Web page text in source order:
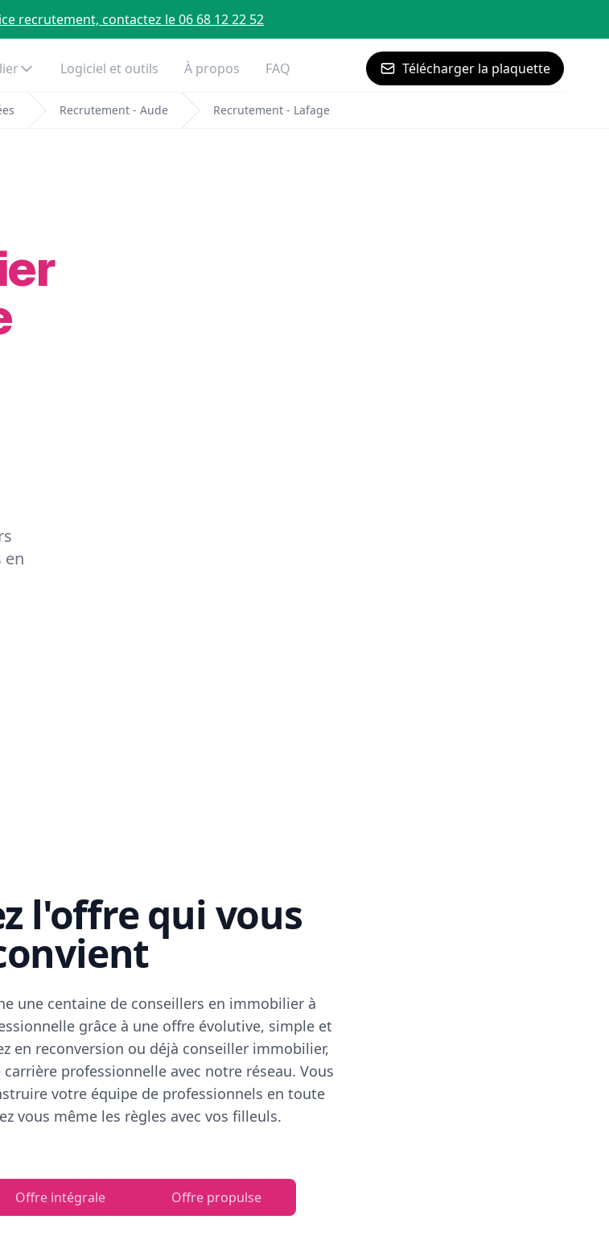
recrutement, contactez le 06 68 12 22 52
Logiciel et outils À propos FAQ Télécharger la plaquette
Recrutement - Aude Recrutement - Lafage
en
l'offre qui vous
une centaine de conseillers en immobilier à
grâce à une offre évolutive, simple et
en reconversion ou déjà conseiller immobilier,
professionnelle avec notre réseau. Vous
votre équipe de professionnels en toute
vous même les règles avec vos filleuls.
Offre intégrale Offre propulse